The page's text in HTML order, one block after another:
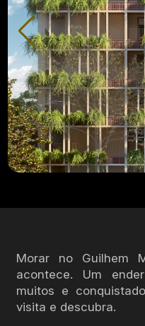
Morar no Guilhem
acontece. Um
muitos e
visita e descubra.